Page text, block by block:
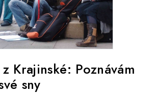
Krajinské: Poznávám
sny